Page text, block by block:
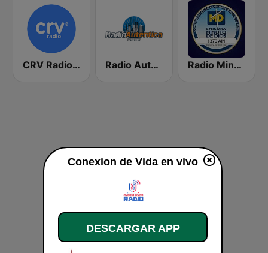
CRV Radio Vida Radio Auténtica Bogotá Radio Minuto de Dios Barranquilla
Conexion de Vida en vivo
DESCARGAR APP